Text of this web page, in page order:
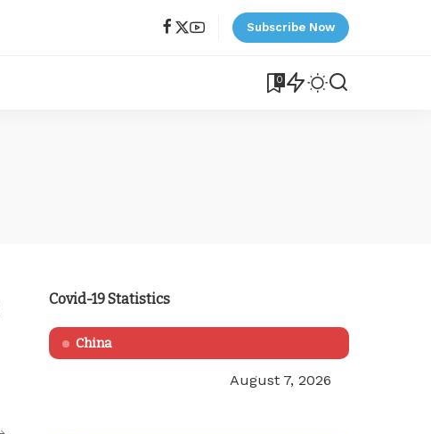
Subscribe Now
0
Covid-19 Statistics
China
August 7, 2026